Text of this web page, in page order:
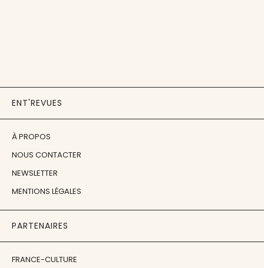
ENT'REVUES
À PROPOS
NOUS CONTACTER
NEWSLETTER
MENTIONS LÉGALES
PARTENAIRES
FRANCE-CULTURE